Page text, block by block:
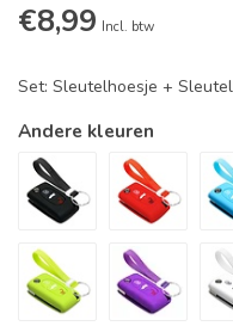
€8,99 Incl. btw
Set: Sleutelhoesje +
Andere kleuren